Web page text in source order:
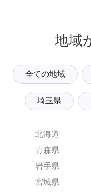
地域
全ての地域
埼玉県
北海道
青森県
岩手県
宮城県